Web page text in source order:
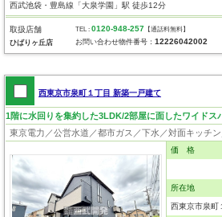
西武池袋・豊島線「大泉学園」駅 徒歩12分
取扱店舗
ひばりヶ丘店
TEL :0120-948-257 【通話料無料】
お問い合わせ物件番号：12226042002
西東京市泉町１丁目 新築一戸建て
価 格
所在地
西東京市泉町